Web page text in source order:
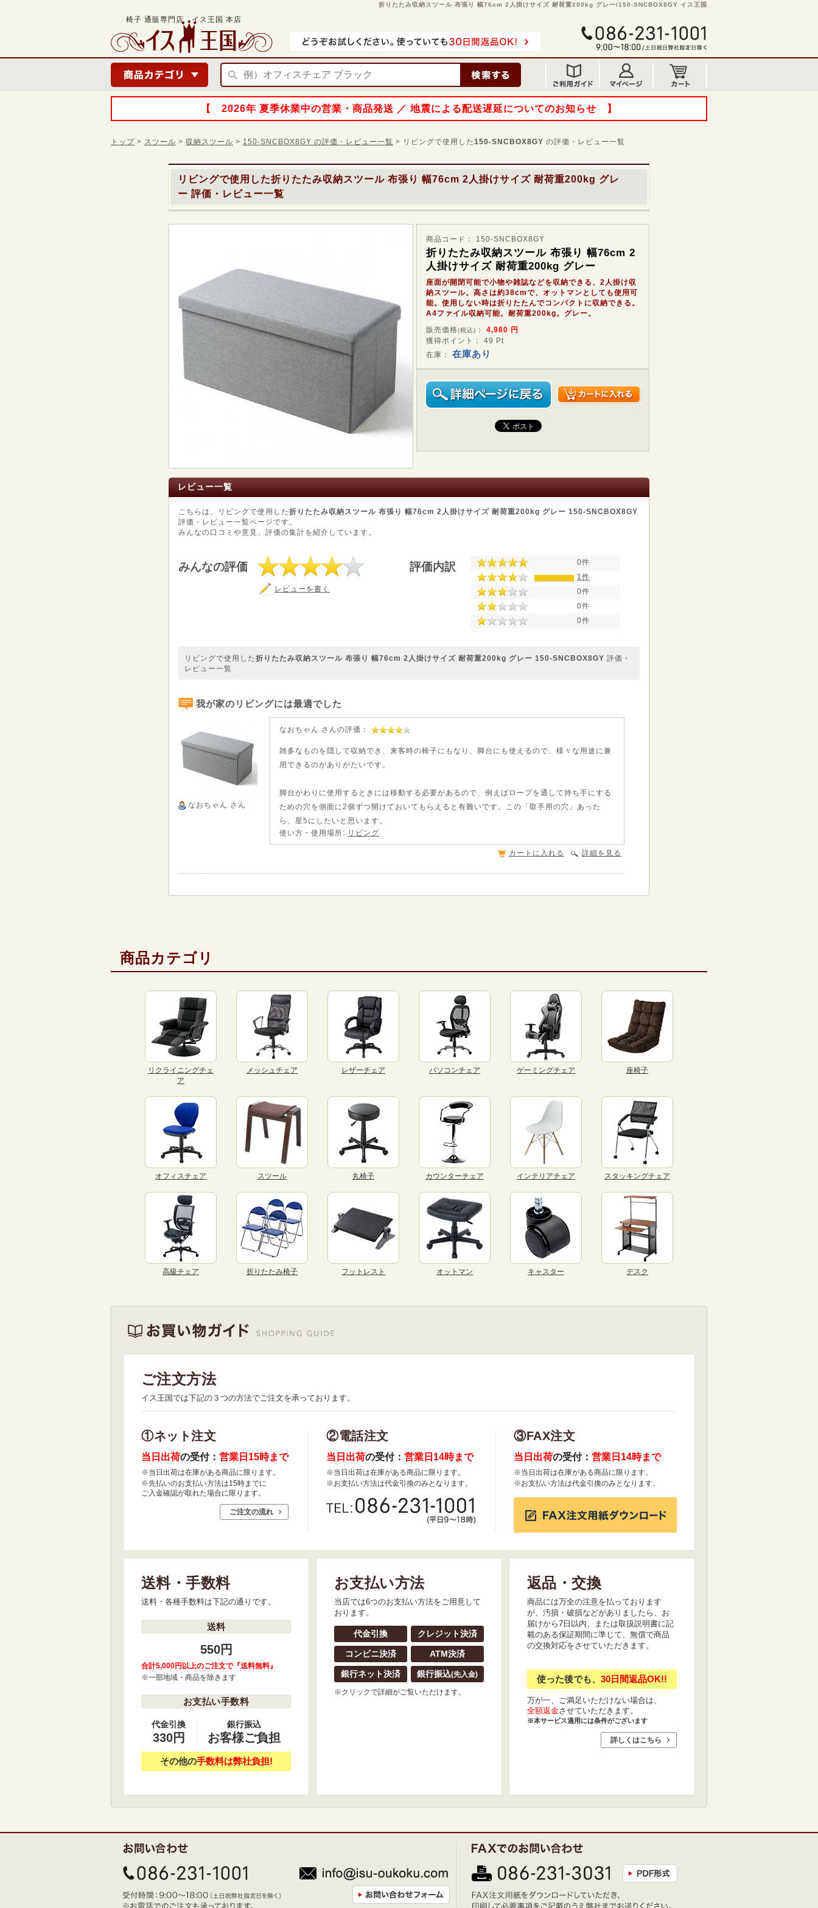
折りたたみ収納スツール 布張り 幅76cm 2人掛けサイズ 耐荷重200kg グレー/150-SNCBOX8GY イス王国
椅子 通販専門店 イス王国 本店
【 2026年 夏季休業中の営業・商品発送 ／ 地震による配送遅延についてのお知らせ 】
トップ > スツール > 収納スツール > 150-SNCBOX8GY の評価・レビュー一覧 > リビングで使用した150-SNCBOX8GY の評価・レビュー一覧
リビングで使用した折りたたみ収納スツール 布張り 幅76cm 2人掛けサイズ 耐荷重200kg グレ
ー 評価・レビュー一覧
商品コード： 150-SNCBOX8GY
折りたたみ収納スツール 布張り 幅76cm 2
人掛けサイズ 耐荷重200kg グレー
座面が開閉可能で小物や雑誌などを収納できる、2人掛け収
納スツール。高さは約38cmで、オットマンとしても使用可
能。使用しない時は折りたたんでコンパクトに収納できる。
A4ファイル収納可能。耐荷重200kg。グレー。
販売価格(税込) ： 4,980 円
獲得ポイント： 49 Pt
在庫： 在庫あり
レビュー一覧
こちらは、リビングで使用した折りたたみ収納スツール 布張り 幅76cm 2人掛けサイズ 耐荷重200kg グレー 150-SNCBOX8GY
評価・レビュー一覧ページです。
みんなの口コミや意見、評価の集計を紹介しています。
みんなの評価
レビューを書く
評価内訳
0件
1件
0件
0件
0件
リビングで使用した折りたたみ収納スツール 布張り 幅76cm 2人掛けサイズ 耐荷重200kg グレー 150-SNCBOX8GY 評価・
レビュー一覧
我が家のリビングには最適でした
なおちゃん さん
なおちゃん さんの評価：
雑多なものを隠して収納でき、来客時の椅子にもなり、脚台にも使えるので、様々な用途に兼
用できるのがありがたいです。
脚台がわりに使用するときには移動する必要があるので、例えばロープを通して持ち手にする
ための穴を側面に2個ずつ開けておいてもらえると有難いです。この「取手用の穴」あった
ら、星5にしたいと思います。
使い方・使用場所:
リビング
詳細を見る
カートに入れる
商品カテゴリ
リクライニングチェ
ア
メッシュチェア レザーチェア パソコンチェア ゲーミングチェア 座椅子
オフィスチェア スツール 丸椅子 カウンターチェア インテリアチェア スタッキングチェア
高級チェア 折りたたみ椅子 フットレスト オットマン キャスター デスク
ご注文方法
イス王国では下記の３つの方法でご注文を承っております。
①ネット注文
当日出荷の受付： 営業日15時まで
※当日出荷は在庫がある商品に限ります。
※先払いのお支払い方法は15時までに
ご入金確認が取れた場合に限ります。
ご注文の流れ
②電話注文
当日出荷の受付： 営業日14時まで
※当日出荷は在庫がある商品に限ります。
※お支払い方法は代金引換のみとなります。
③FAX注文
当日出荷の受付： 営業日14時まで
※当日出荷は在庫がある商品に限ります。
※お支払い方法は代金引換のみとなります。
送料・手数料
送料・各種手数料は下記の通りです。
送料
550円
合計5,000円以上のご注文で『送料無料』
※一部地域・商品を除きます
お支払い手数料
代金引換
330円
銀行振込
お客様ご負担
その他の手数料は弊社負担!
お支払い方法
当店では6つのお支払い方法をご用意して
おります。
代金引換 クレジット決済
コンビニ決済 ATM決済
銀行ネット決済 銀行振込(先入金)
※クリックで詳細がご覧いただけます。
返品・交換
商品には万全の注意を払っております
が、汚損・破損などがありましたら、お
届けから7日以内、または取扱説明書に記
載のある保証期間に準じて、無償で商品
の交換対応をさせていただきます。
使った後でも、 30日間返品OK!!
万が一、ご満足いただけない場合は、
全額返金させていただきます。
※本サービス適用には条件がございます
詳しくはこちら